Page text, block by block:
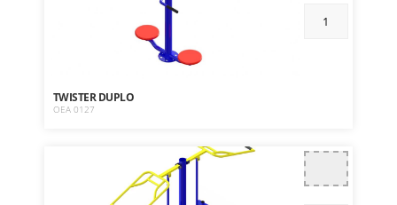
TWISTER DUPLO
OEA 0127